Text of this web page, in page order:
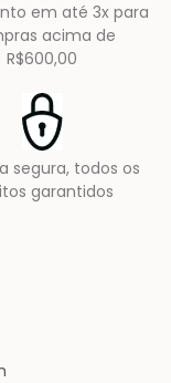
em até 3x para
acima de
R$600,00
segura, todos os
garantidos